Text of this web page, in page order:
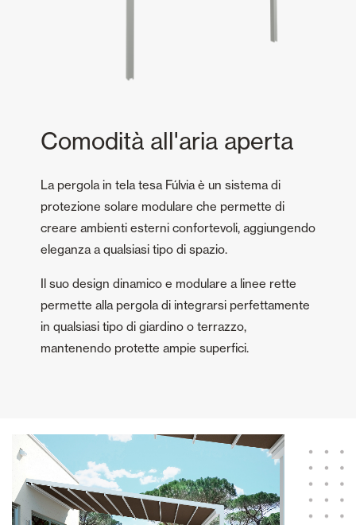
Comodità all'aria aperta
La pergola in tela tesa Fúlvia è un sistema di
protezione solare modulare che permette di
creare ambienti esterni confortevoli, aggiungendo
eleganza a qualsiasi tipo di spazio.
Il suo design dinamico e modulare a linee rette
permette alla pergola di integrarsi perfettamente
in qualsiasi tipo di giardino o terrazzo,
mantenendo protette ampie superfici.